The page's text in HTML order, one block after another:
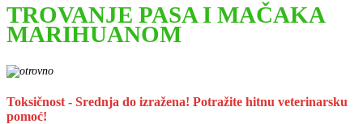
TROVANJE PASA I MAČAKA
MARIHUANOM
Toksičnost - Srednja do izražena! Potražite hitnu veterinarsku
pomoć!